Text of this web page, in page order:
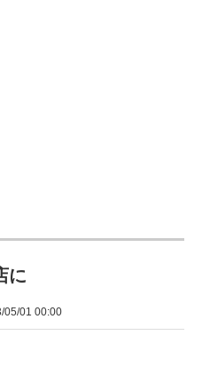
に
05/01 00:00